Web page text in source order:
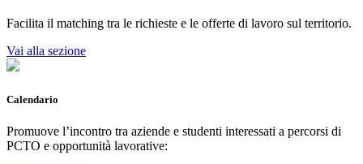
Facilita il matching tra le richieste e le offerte di lavoro sul territorio.
Vai alla sezione
Calendario
Promuove l’incontro tra aziende e studenti interessati a percorsi di
PCTO e opportunità lavorative: